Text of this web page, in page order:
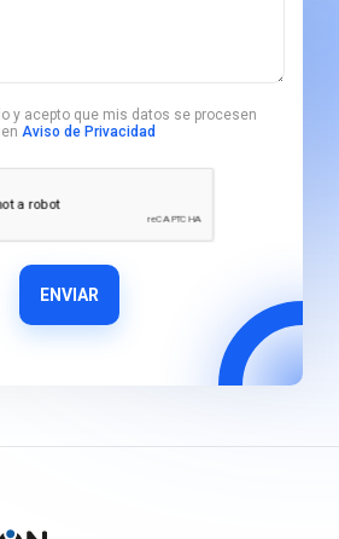
y acepto que mis datos se procesen
Aviso de Privacidad
ENVIAR